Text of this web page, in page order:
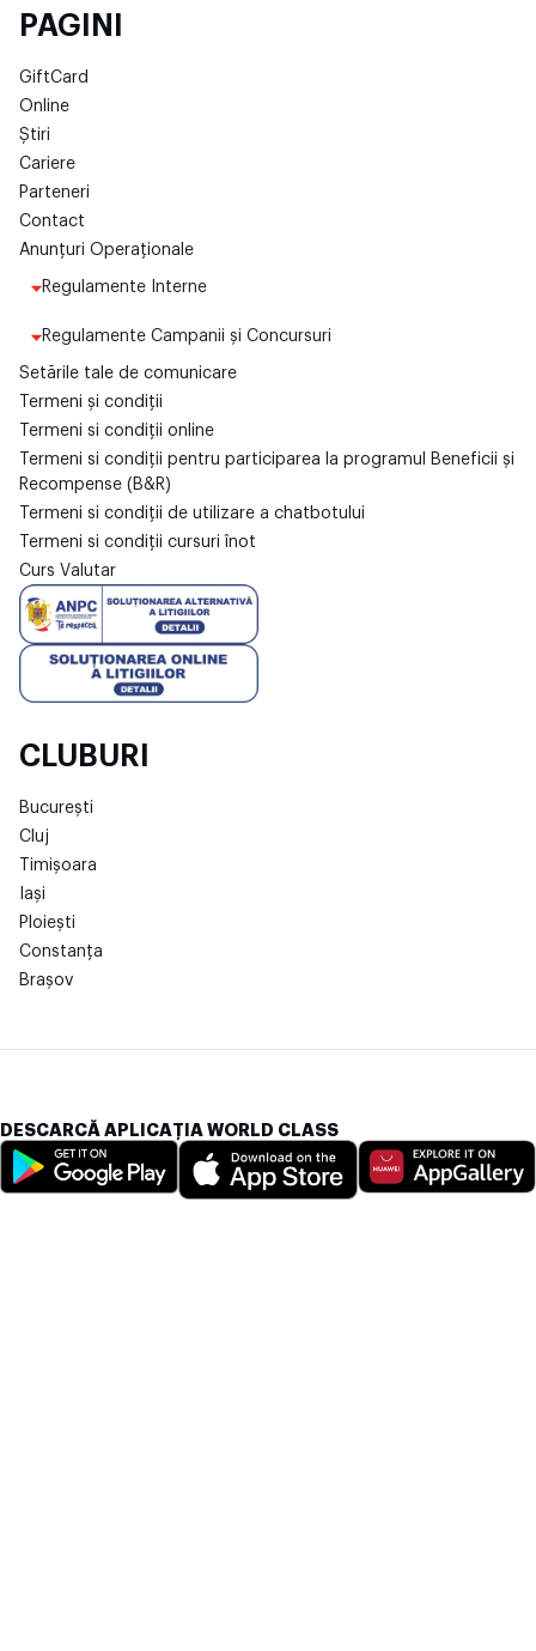
PAGINI
GiftCard
Online
Știri
Cariere
Parteneri
Contact
Anunțuri Operaționale
Regulamente Interne
Regulamente Campanii și Concursuri
Setările tale de comunicare
Termeni și condiții
Termeni si condiții online
Termeni si condiții pentru participarea la programul Beneficii și
Recompense (B&R)
Termeni si condiții de utilizare a chatbotului
Termeni si condiții cursuri înot
Curs Valutar
CLUBURI
București
Cluj
Timișoara
Iași
Ploiești
Constanța
Brașov
DESCARCĂ APLICAȚIA WORLD CLASS